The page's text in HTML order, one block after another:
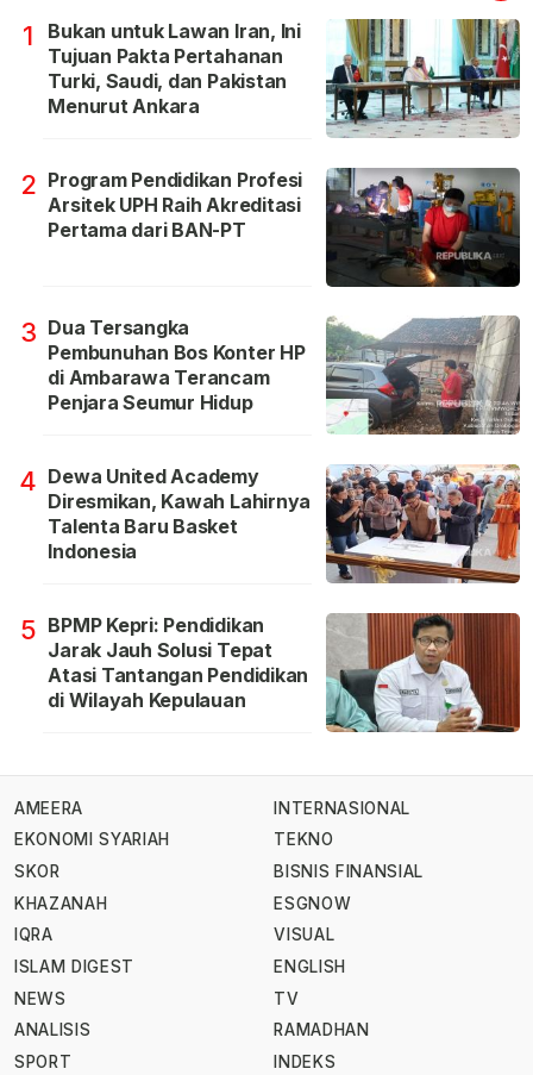
1
Bukan untuk Lawan Iran, Ini
Tujuan Pakta Pertahanan
Turki, Saudi, dan Pakistan
Menurut Ankara
2 Program Pendidikan Profesi
Arsitek UPH Raih Akreditasi
Pertama dari BAN-PT
3 Dua Tersangka
Pembunuhan Bos Konter HP
di Ambarawa Terancam
Penjara Seumur Hidup
4 Dewa United Academy
Diresmikan, Kawah Lahirnya
Talenta Baru Basket
Indonesia
5 BPMP Kepri: Pendidikan
Jarak Jauh Solusi Tepat
Atasi Tantangan Pendidikan
di Wilayah Kepulauan
AMEERA
EKONOMI SYARIAH
SKOR
KHAZANAH
IQRA
ISLAM DIGEST
NEWS
ANALISIS
SPORT
INTERNASIONAL
TEKNO
BISNIS FINANSIAL
ESGNOW
VISUAL
ENGLISH
TV
RAMADHAN
INDEKS